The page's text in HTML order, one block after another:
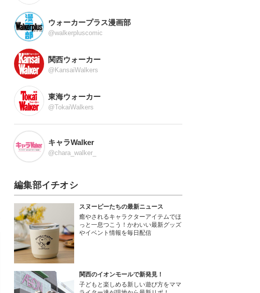
ウォーカープラス漫画部
@walkerpluscomic
関西ウォーカー
@KansaiWalkers
東海ウォーカー
@TokaiWalkers
キャラWalker
@chara_walker_
編集部イチオシ
スヌーピーたちの最新ニュース
癒やされるキャラクターアイテムでほ
っと一息つこう！かわいい最新グッズ
やイベント情報を毎日配信
関西のイオンモールで新発見！
子どもと楽しめる新しい遊び方をママ